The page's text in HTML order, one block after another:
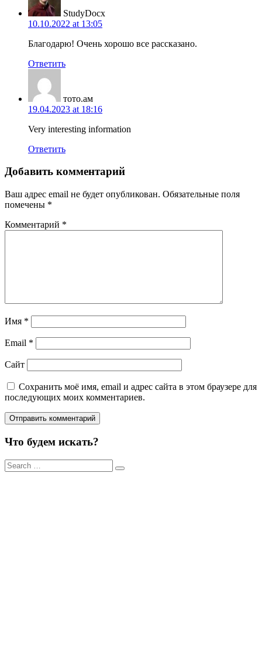
StudyDocx
10.10.2022 at 13:05
Благодарю! Очень хорошо все рассказано.
Ответить
тото.ам
19.04.2023 at 18:16
Very interesting information
Ответить
Добавить комментарий
Ваш адрес email не будет опубликован. Обязательные поля
помечены *
Комментарий *
Имя *
Email *
Сайт
Сохранить моё имя, email и адрес сайта в этом браузере для
последующих моих комментариев.
Что будем искать?
Результаты
поиска